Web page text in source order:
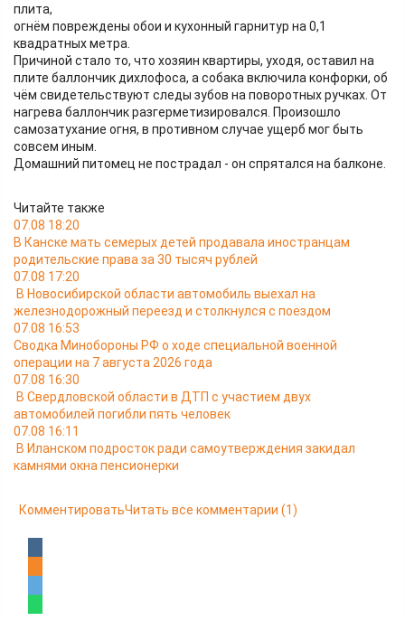
плита,
огнём повреждены обои и кухонный гарнитур на 0,1
квадратных метра.
Причиной стало то, что хозяин квартиры, уходя, оставил на
плите баллончик дихлофоса, а собака включила конфорки, об
чём свидетельствуют следы зубов на поворотных ручках. От
нагрева баллончик разгерметизировался. Произошло
самозатухание огня, в противном случае ущерб мог быть
совсем иным.
Домашний питомец не пострадал - он спрятался на балконе.
Читайте также
07.08 18:20
В Канске мать семерых детей продавала иностранцам
родительские права за 30 тысяч рублей
07.08 17:20
В Новосибирской области автомобиль выехал на
железнодорожный переезд и столкнулся с поездом
07.08 16:53
Сводка Минобороны РФ о ходе специальной военной
операции на 7 августа 2026 года
07.08 16:30
В Свердловской области в ДТП с участием двух
автомобилей погибли пять человек
07.08 16:11
В Иланском подросток ради самоутверждения закидал
камнями окна пенсионерки
КомментироватьЧитать все комментарии (1)